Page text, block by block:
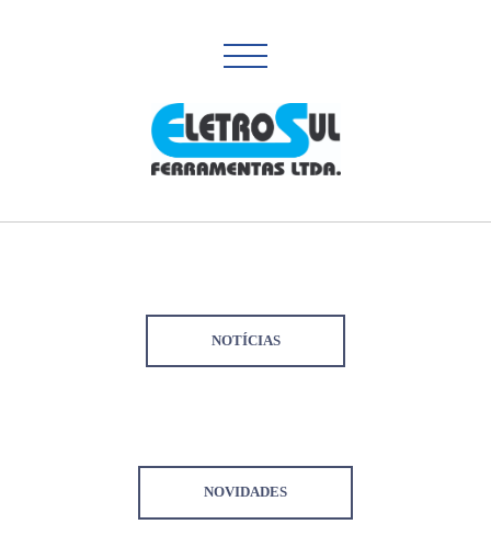
NOTÍCIAS
NOVIDADES